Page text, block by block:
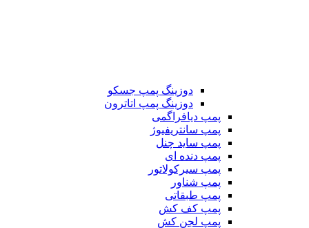
دوزینگ پمپ جسکو
دوزینگ پمپ اتاترون
پمپ دیافراگمی
پمپ سانتریفیوژ
پمپ ساید چنل
پمپ دنده ای
پمپ سیرکولاتور
پمپ شناور
پمپ طبقاتی
پمپ کف کش
پمپ لجن کش